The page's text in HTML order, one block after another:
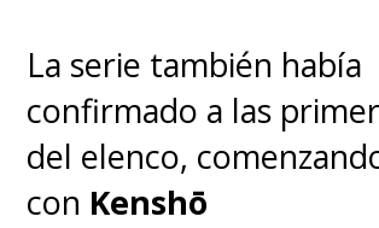
La serie también había
confirmado a las
del elenco,
con Kenshō